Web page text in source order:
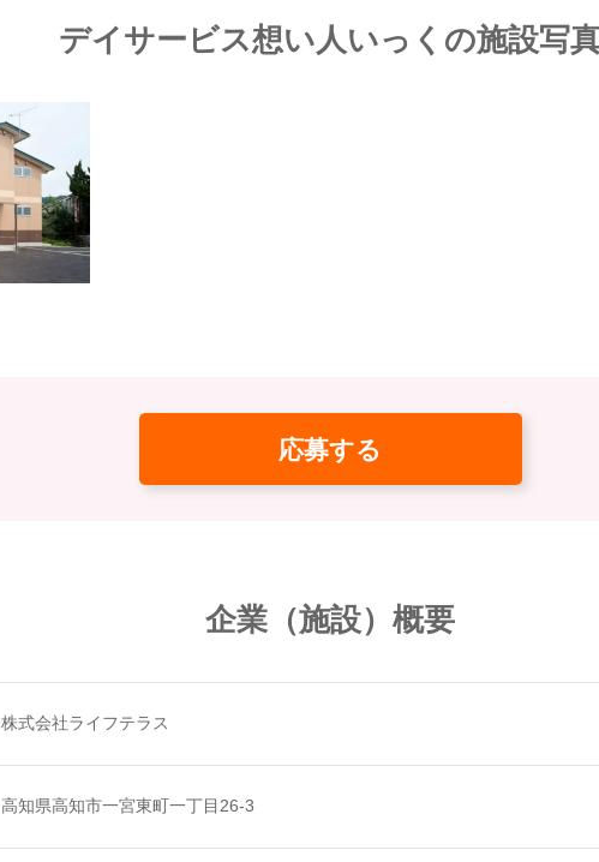
デイサービス想い人いっくの施設写
応募する
企業（施設）概要
株式会社ライフテラス
高知県高知市一宮東町一丁目26-3